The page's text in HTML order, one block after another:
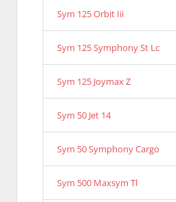
Sym 125 Orbit Iii
Sym 125 Symphony St Lc
Sym 125 Joymax Z
Sym 50 Jet 14
Sym 50 Symphony Cargo
Sym 500 Maxsym Tl